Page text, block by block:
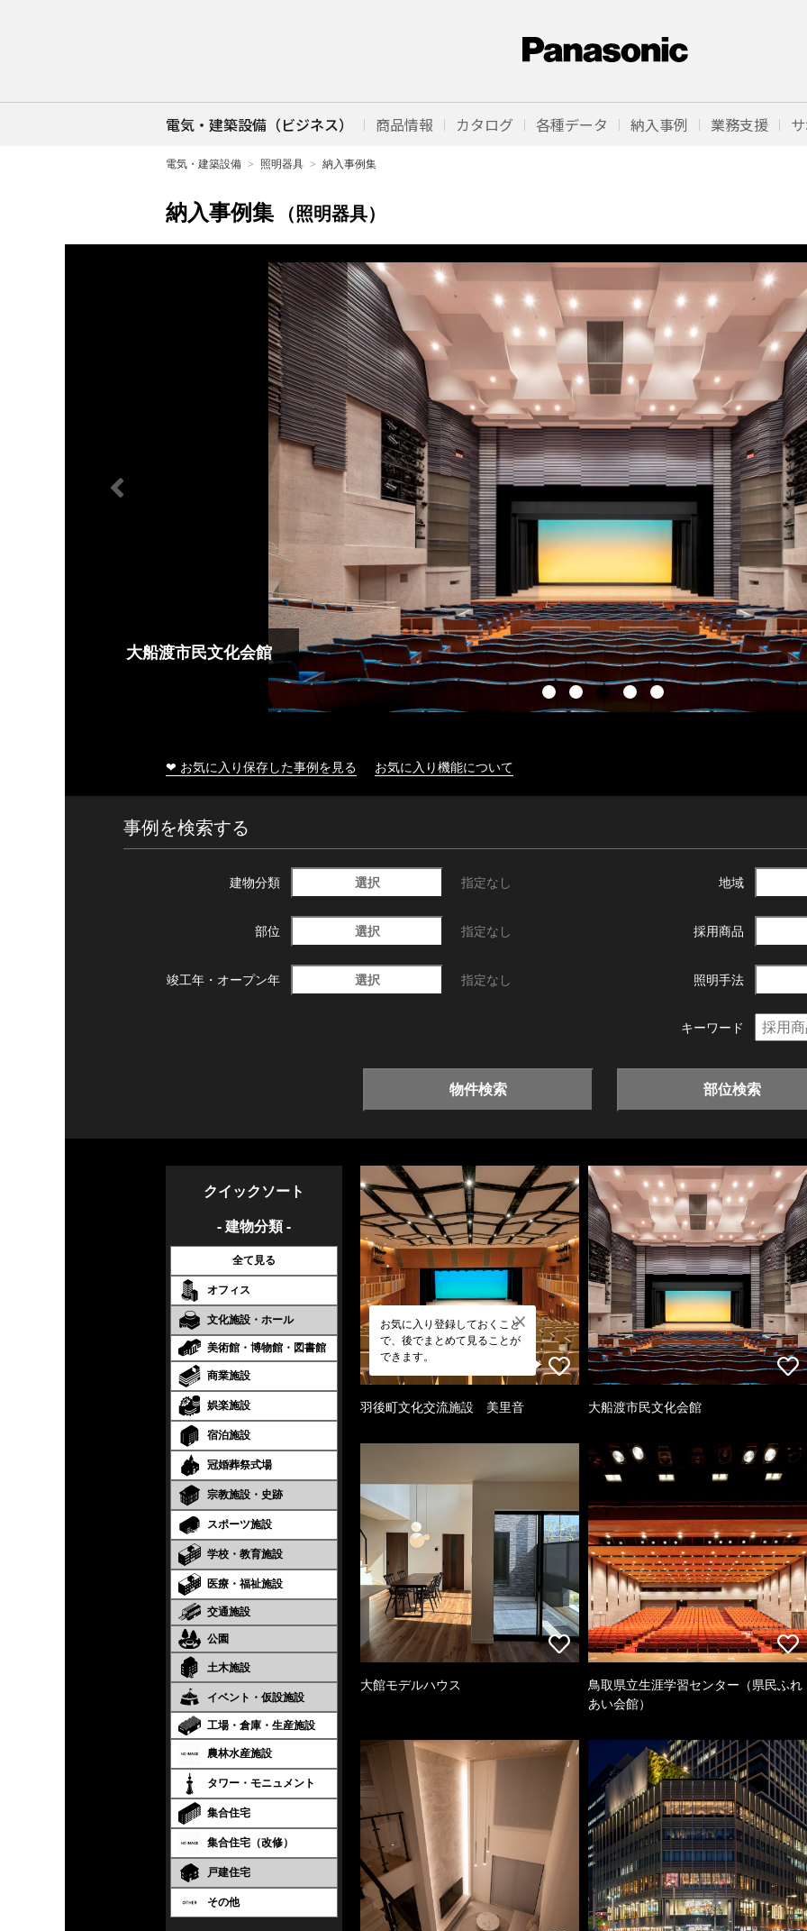
電気・建築設備（ビジネス） 商品情報 カタログ 各種データ 納入事例 業務支援
電気・建築設備 照明器具 納入事例集
納入事例集 （照明器具）
大船渡市民文化会館
❤ お気に入り保存した事例を見る お気に入り機能について
事例を検索する
建物分類 選択 指定なし 地域
部位 選択 指定なし 採用商品
竣工年・ オープン年 選択 指定なし 照明手法
キーワード
物件検索 部位検索
クイックソート
- 建物分類 -
全て見る
オフィス
文化施設・ホール
美術館・博物館・図書館
商業施設
娯楽施設
宿泊施設
冠婚葬祭式場
宗教施設・史跡
スポーツ施設
学校・教育施設
医療・福祉施設
交通施設
公園
土木施設
イベント・仮設施設
工場・倉庫・生産施設
農林水産施設
タワー・モニュメント
集合住宅
集合住宅（改修）
戸建住宅
その他
お気に入り登録しておくこと
で、後でまとめて見ることが
できます。
羽後町文化交流施設 美里音 大船渡市民文化会館
大館モデルハウス
鳥取県立生涯学習センター（県民ふれ
あい会館）